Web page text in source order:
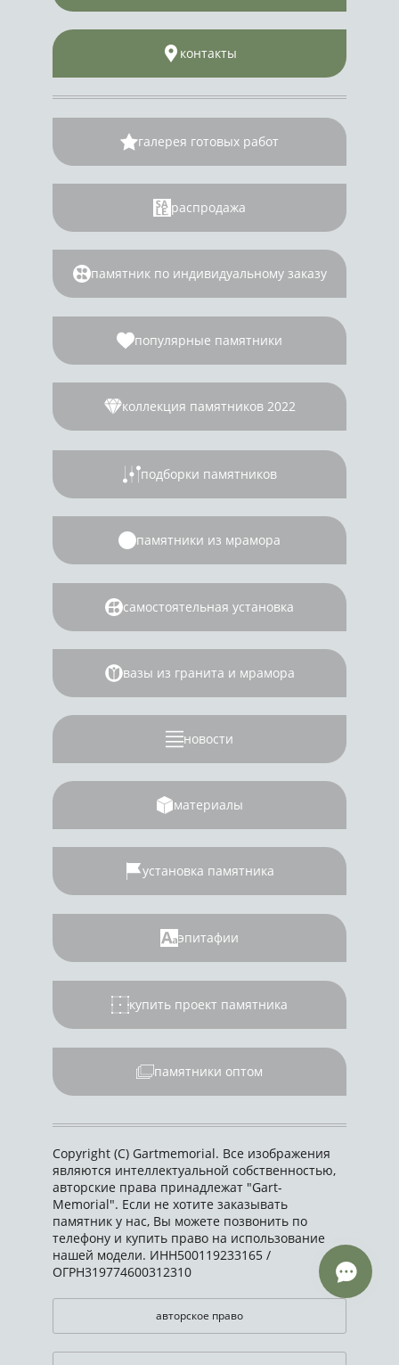
контакты
галерея готовых работ
распродажа
памятник по индивидуальному заказу
популярные памятники
коллекция памятников 2022
подборки памятников
памятники из мрамора
самостоятельная установка
вазы из гранита и мрамора
новости
материалы
установка памятника
эпитафии
купить проект памятника
памятники оптом
Copyright (C) Gartmemorial. Все изображения
являются интеллектуальной собственностью,
авторские права принадлежат "Gart-
Memorial". Если не хотите заказывать
памятник у нас, Вы можете позвонить по
телефону и купить право на использование
нашей модели. ИНН500119233165 /
ОГРН319774600312310
авторское право